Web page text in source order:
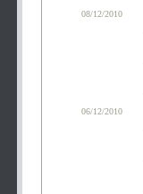
08/12/2010
06/12/2010